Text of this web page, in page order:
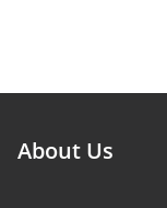
About Us